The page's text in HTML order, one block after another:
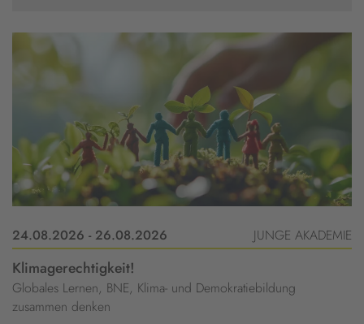
24.08.2026 - 26.08.2026 JUNGE AKADEMIE
Klimagerechtigkeit!
Globales Lernen, BNE, Klima- und Demokratiebildung
zusammen denken